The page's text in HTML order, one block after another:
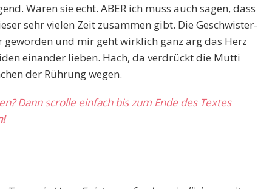
Waren sie echt. ABER ich muss auch sagen, dass
sehr vielen Zeit zusammen gibt. Die Geschwister-
und mir geht wirklich ganz arg das Herz
einander lieben. Hach, da verdrückt die Mutti
der Rührung wegen.
Dann scrolle einfach bis zum Ende des Textes